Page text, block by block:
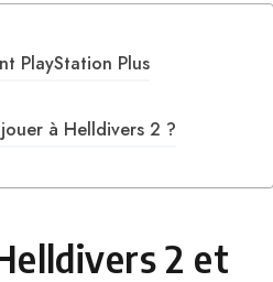
PlayStation Plus
à Helldivers 2 ?
2 et